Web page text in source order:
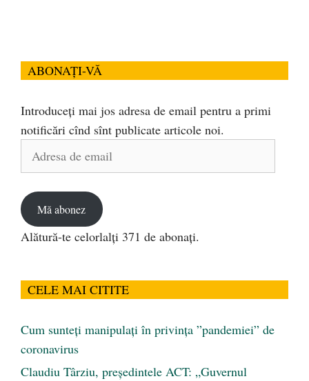
ABONAȚI-VĂ
Introduceți mai jos adresa de email pentru a primi
notificări cînd sînt publicate articole noi.
Adresa
Mă abonez
Alătură-te celorlalți 371 de abonați.
CELE MAI CITITE
Cum sunteți manipulați în privința ”pandemiei” de
coronavirus
Claudiu Târziu, președintele ACT: „Guvernul